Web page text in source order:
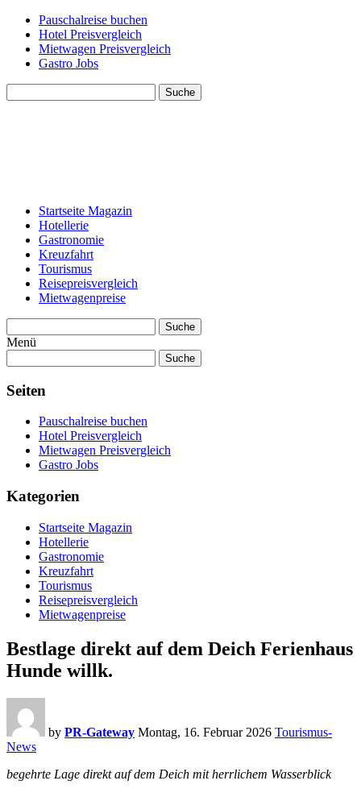
Pauschalreise buchen
Hotel Preisvergleich
Mietwagen Preisvergleich
Gastro Jobs
Suche
Startseite Magazin
Hotellerie
Gastronomie
Kreuzfahrt
Tourismus
Reisepreisvergleich
Mietwagenpreise
Suche
Menü
Suche
Seiten
Pauschalreise buchen
Hotel Preisvergleich
Mietwagen Preisvergleich
Gastro Jobs
Kategorien
Startseite Magazin
Hotellerie
Gastronomie
Kreuzfahrt
Tourismus
Reisepreisvergleich
Mietwagenpreise
Bestlage direkt auf dem Deich Ferienhaus
Hunde willk.
by PR-Gateway Montag, 16. Februar 2026 Tourismus-
News
begehrte Lage direkt auf dem Deich mit herrlichem Wasserblick